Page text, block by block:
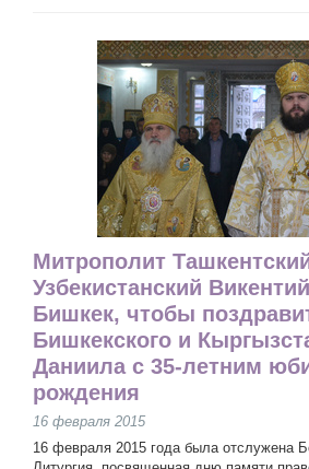
Митрополит
Узбекистанский
Бишкек, чтобы
Бишкекского и
Даниила с 35-летним
рождения
16 февраля 2015
16 февраля 2015 года была отслужена